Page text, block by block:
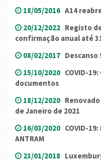
18/05/2016 A14
20/12/2022 Registo
confirmação anual até
08/02/2017 Descanso
15/10/2020 COVID-
documentos
18/12/2020
de Janeiro de 2021
16/03/2020 COVID-
ANTRAM
23/01/2018